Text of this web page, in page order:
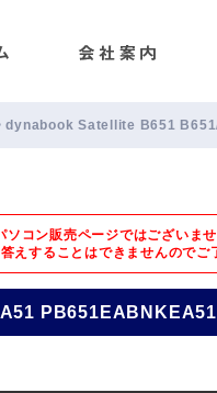
dynabook Satellite B651
コン販売ページではございませ
えすることはできませんのでご
PB651EABNKEA51